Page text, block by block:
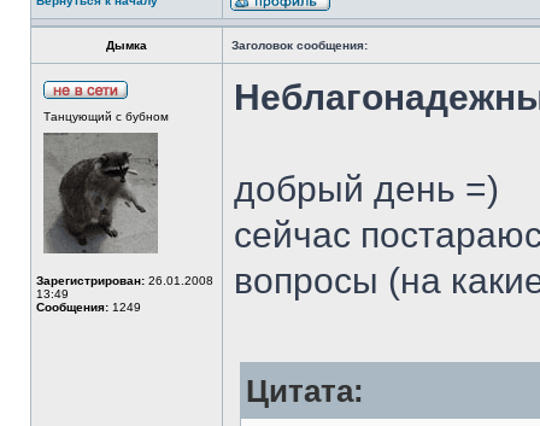
Дымка Заголовок сообщения:
Танцующий с бубном
Зарегистрирован: 26.01.2008
13:49
Сообщения: 1249
добрый день =)
сейчас
вопросы (на
Цитата: